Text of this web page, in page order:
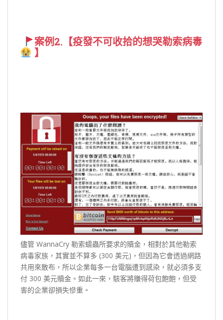
案例2.【疫發不可收拾的想哭勒索病毒
】
儘管 WannaCry 勒索蠕蟲所要求的贖金，相對於其他勒索
病毒家族，其實並不算多 (300 美元)，但因為它會透過網路
共用來散布，所以企業每多一台電腦遭到感染，就必須多支
付 300 美元贖金。如此一來，駭客將賺得荷包飽飽，但受
害的企業卻損失慘重。